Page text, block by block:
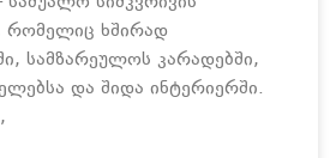
რომელიც ხშირად
სამზარეულოს კარადებში,
და შიდა ინტერიერში.